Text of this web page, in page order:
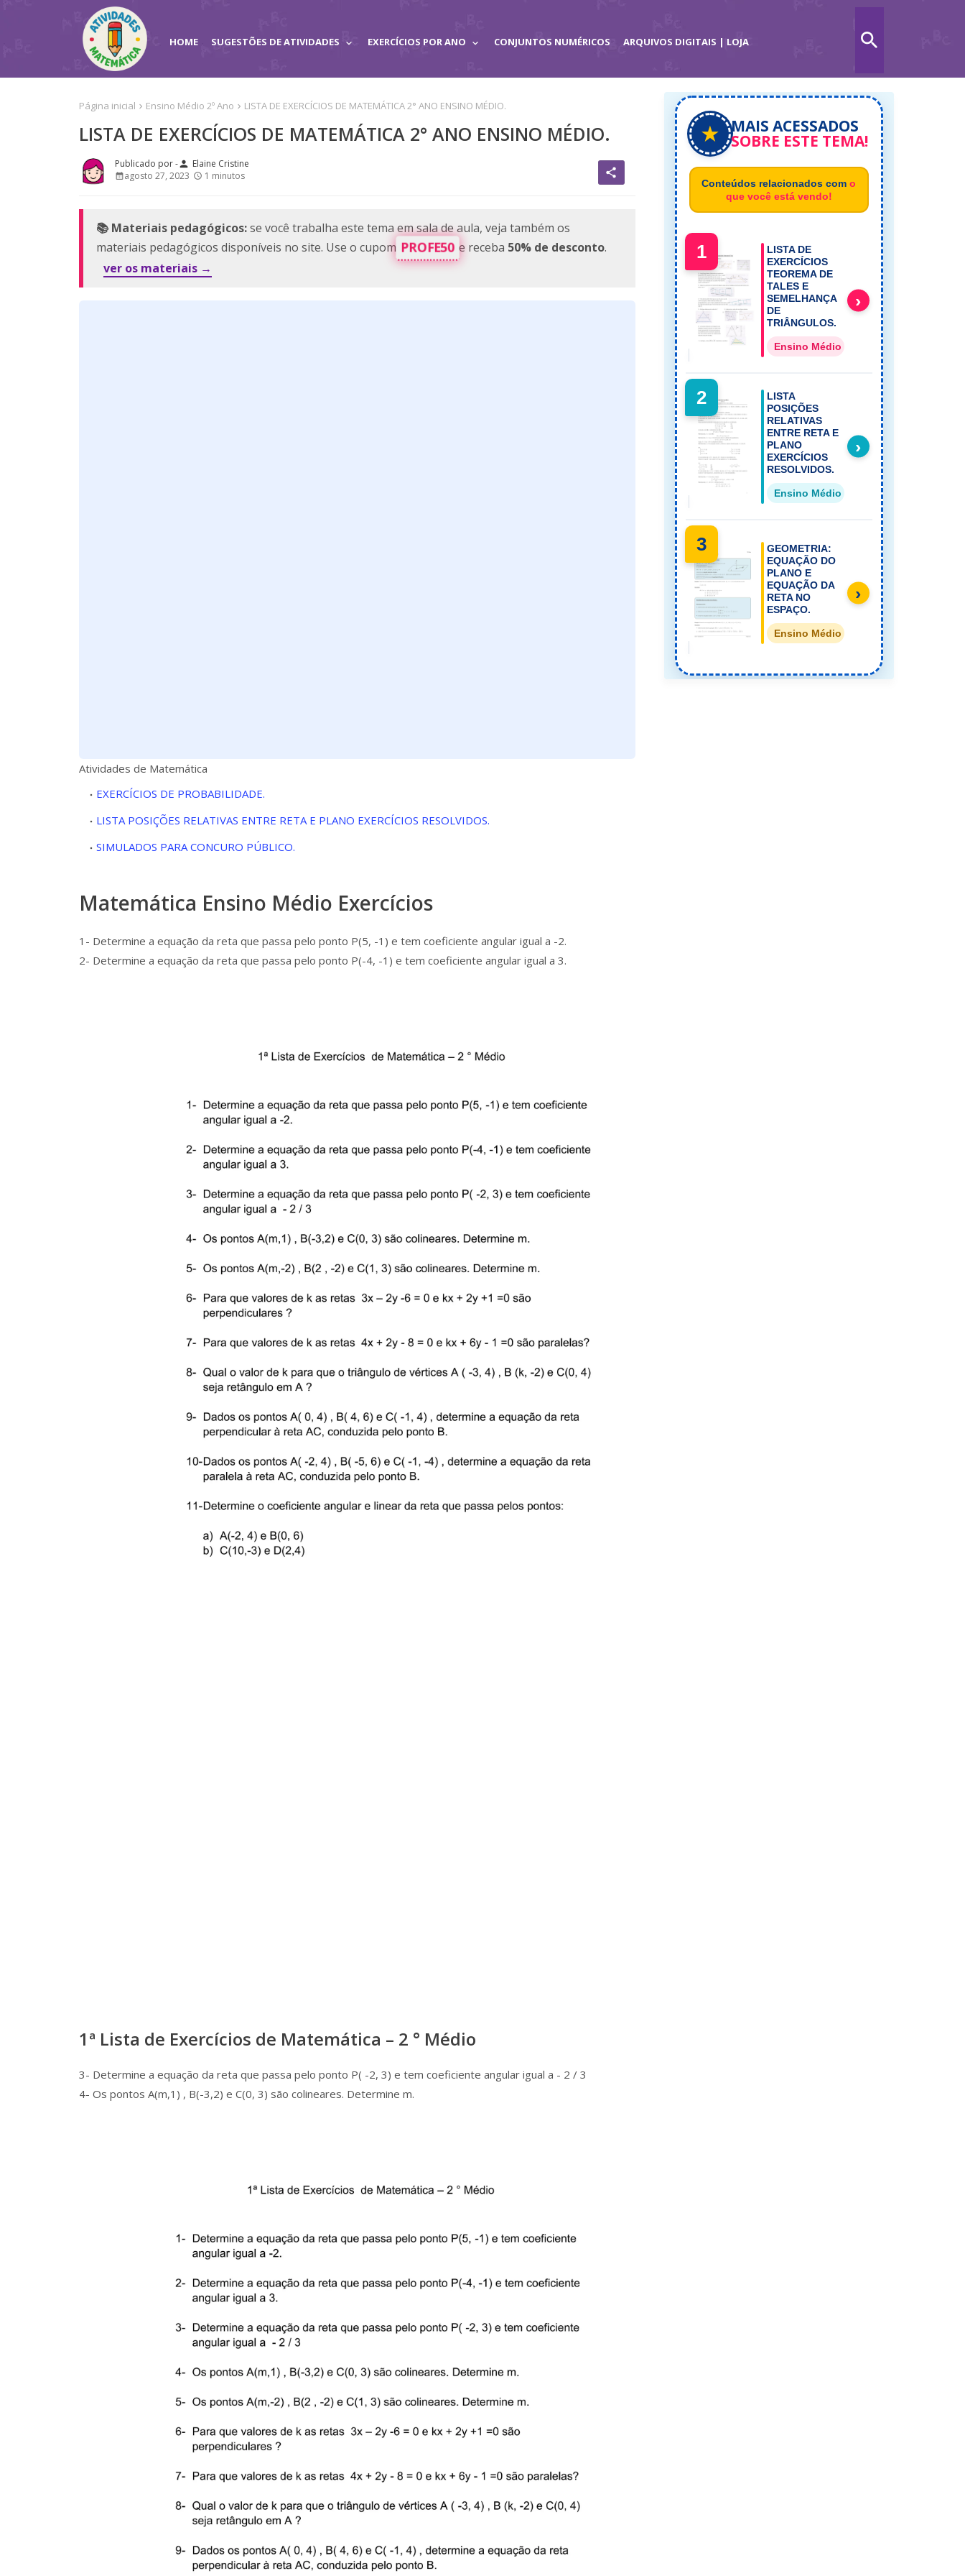
HOME SUGESTÕES DE ATIVIDADES EXERCÍCIOS POR ANO CONJUNTOS NUMÉRICOS ARQUIVOS DIGITAIS | LOJA
Página inicial Ensino Médio 2º Ano LISTA DE EXERCÍCIOS DE MATEMÁTICA 2° ANO ENSINO MÉDIO.
LISTA DE EXERCÍCIOS DE MATEMÁTICA 2° ANO ENSINO MÉDIO.
person Elaine Cristine
agosto 27, 2023
1 minutos share
📚 Materiais pedagógicos:se você trabalha este tema em sala de aula, veja também os
materiais pedagógicos disponíveis no site. Use o cupom PROFE50 e receba 50% de desconto.
ver os materiais →
Atividades de Matemática
EXERCÍCIOS DE PROBABILIDADE.
LISTA POSIÇÕES RELATIVAS ENTRE RETA E PLANO EXERCÍCIOS RESOLVIDOS.
SIMULADOS PARA CONCURO PÚBLICO.
Matemática Ensino Médio Exercícios
1- Determine a equação da reta que passa pelo ponto P(5, -1) e tem coeficiente angular igual a -2.
2- Determine a equação da reta que passa pelo ponto P(-4, -1) e tem coeficiente angular igual a 3.
1ª Lista de Exercícios de Matemática – 2 ° Médio
3- Determine a equação da reta que passa pelo ponto P( -2, 3) e tem coeficiente angular igual a - 2 / 3
4- Os pontos A(m,1) , B(-3,2) e C(0, 3) são colineares. Determine m.
★ MAIS ACESSADOS
SOBRE ESTE TEMA!
Conteúdos relacionados com o
que você está vendo!
1
LISTA DE
EXERCÍCIOS
TEOREMA DE
TALES E
SEMELHANÇA
DE
TRIÂNGULOS.
Ensino Médio Ensino Médio 2º Ano
›
2
LISTA
POSIÇÕES
RELATIVAS
ENTRE RETA E
PLANO
EXERCÍCIOS
RESOLVIDOS.
Ensino Médio Ensino Médio 2º Ano
›
3
GEOMETRIA:
EQUAÇÃO DO
PLANO E
EQUAÇÃO DA
RETA NO
ESPAÇO.
Ensino Médio Ensino Médio 2º Ano
›